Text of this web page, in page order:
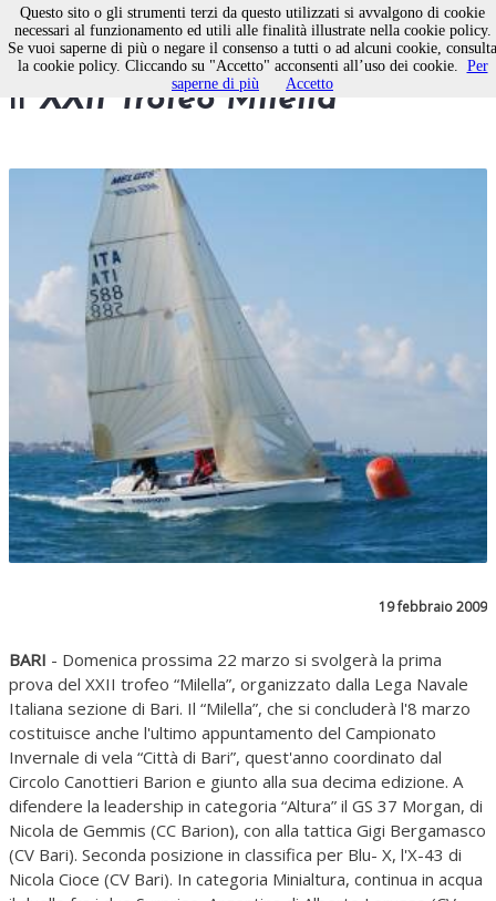
Vela, domenica in acqua per
ilXXII Trofeo Milella
19 febbraio 2009
BARI - Domenica prossima 22 marzo si svolgerà la prima
prova del XXII trofeo “Milella”, organizzato dalla Lega Navale
Italiana sezione di Bari. Il “Milella”, che si concluderà l'8 marzo
costituisce anche l'ultimo appuntamento del Campionato
Invernale di vela “Città di Bari”, quest'anno coordinato dal
Circolo Canottieri Barion e giunto alla sua decima edizione. A
difendere la leadership in categoria “Altura” il GS 37 Morgan, di
Nicola de Gemmis (CC Barion), con alla tattica Gigi Bergamasco
(CV Bari). Seconda posizione in classifica per Blu- X, l'X-43 di
Nicola Cioce (CV Bari). In categoria Minialtura, continua in acqua
Questo sito o gli strumenti terzi da questo utilizzati si avvalgono di cookie
necessari al funzionamento ed utili alle finalità illustrate nella cookie policy.
Se vuoi saperne di più o negare il consenso a tutti o ad alcuni cookie, consulta
la cookie policy. Cliccando su "Accetto" acconsenti all’uso dei cookie. Per
saperne di più
Accetto